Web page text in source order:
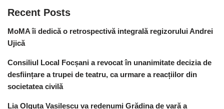
Recent Posts
MoMA îi dedică o retrospectivă integrală regizorului Andrei
Ujică
Consiliul Local Focșani a revocat în unanimitate decizia de
desființare a trupei de teatru, ca urmare a reacțiilor din
societatea civilă
Lia Olguța Vasilescu va redenumi Grădina de vară a